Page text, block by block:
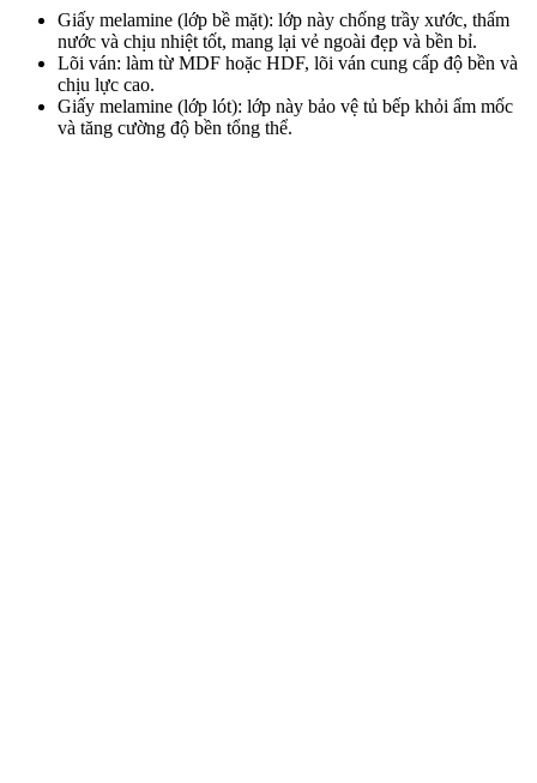
Giấy melamine (lớp bề mặt): lớp này chống trầy xước, thấm
nước và chịu nhiệt tốt, mang lại vẻ ngoài đẹp và bền bỉ.
Lõi ván: làm từ MDF hoặc HDF, lõi ván cung cấp độ bền và
chịu lực cao.
Giấy melamine (lớp lót): lớp này bảo vệ tủ bếp khỏi ẩm mốc
và tăng cường độ bền tổng thể.